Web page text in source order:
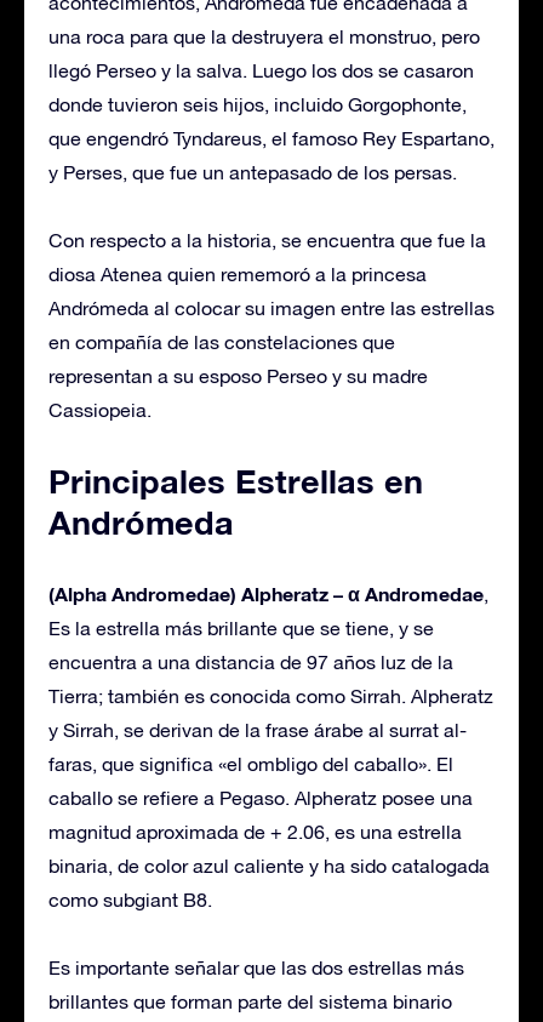
una roca para que la destruyera el monstruo, pero
llegó Perseo y la salva. Luego los dos se casaron
donde tuvieron seis hijos, incluido Gorgophonte,
que engendró Tyndareus, el famoso Rey Espartano,
y Perses, que fue un antepasado de los persas.
Con respecto a la historia, se encuentra que fue la
diosa Atenea quien rememoró a la princesa
Andrómeda al colocar su imagen entre las estrellas
en compañía de las constelaciones que
representan a su esposo Perseo y su madre
Cassiopeia.
Principales Estrellas en
Andrómeda
(Alpha Andromedae) Alpheratz – α Andromedae,
Es la estrella más brillante que se tiene, y se
encuentra a una distancia de 97 años luz de la
Tierra; también es conocida como Sirrah. Alpheratz
y Sirrah, se derivan de la frase árabe al surrat al-
faras, que significa «el ombligo del caballo». El
caballo se refiere a Pegaso. Alpheratz posee una
magnitud aproximada de + 2.06, es una estrella
binaria, de color azul caliente y ha sido catalogada
como subgiant B8.
Es importante señalar que las dos estrellas más
brillantes que forman parte del sistema binario